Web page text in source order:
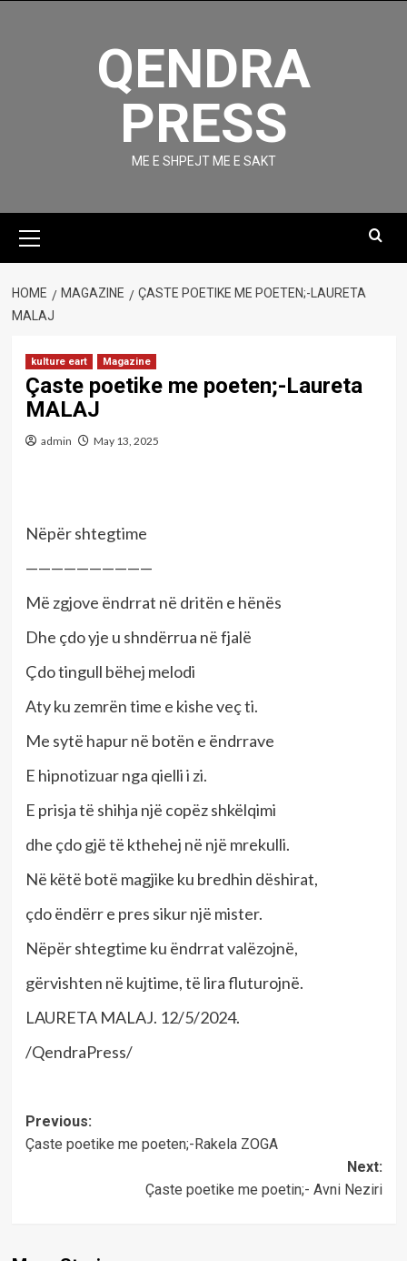
QENDRA
PRESS
ME E SHPEJT ME E SAKT
Menu
HOME MAGAZINE
ÇASTE POETIKE ME POETEN;-LAURETA
MALAJ
kulture eart Magazine
Çaste poetike me poeten;-Laureta
MALAJ
admin May 13, 2025
Nëpër shtegtime
——————————
Më zgjove ëndrrat në dritën e hënës
Dhe çdo yje u shndërrua në fjalë
Çdo tingull bëhej melodi
Aty ku zemrën time e kishe veç ti.
Me sytë hapur në botën e ëndrrave
E hipnotizuar nga qielli i zi.
E prisja të shihja një copëz shkëlqimi
dhe çdo gjë të kthehej në një mrekulli.
Në këtë botë magjike ku bredhin dëshirat,
çdo ëndërr e pres sikur një mister.
Nëpër shtegtime ku ëndrrat valëzojnë,
gërvishten në kujtime, të lira fluturojnë.
LAURETA MALAJ. 12/5/2024.
/QendraPress/
Post
navigation
Previous:
Çaste poetike me poeten;-Rakela ZOGA
Next:
Çaste poetike me poetin;- Avni Neziri